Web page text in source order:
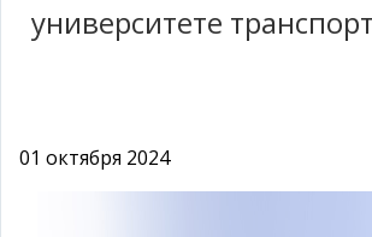
университете
01 октября 2024